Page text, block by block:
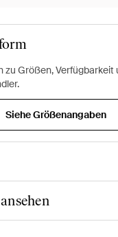
Größen, Verfügbarkeit
Siehe Größenangaben